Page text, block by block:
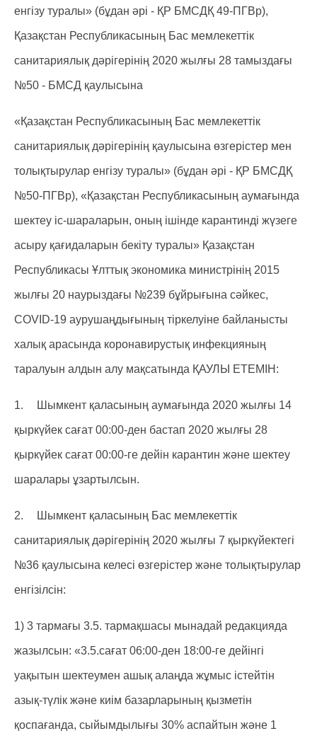
енгізу туралы» (бұдан әрі - ҚР БМСДҚ 49-ПГВр),
Қазақстан Республикасының Бас мемлекеттік
санитариялық дәрігерінің 2020 жылғы 28 тамыздағы
№50 - БМСД қаулысына
«Қазақстан Республикасының Бас мемлекеттік
санитариялық дәрігерінің қаулысына өзгерістер мен
толықтырулар енгізу туралы» (бұдан әрі - ҚР БМСДҚ
№50-ПГВр), «Қазақстан Республикасының аумағында
шектеу іс-шараларын, оның ішінде карантинді жүзеге
асыру қағидаларын бекіту туралы» Қазақстан
Республикасы Ұлттық экономика министрінің 2015
жылғы 20 наурыздағы №239 бұйрығына сәйкес,
COVID-19 аурушаңдығының тіркелуіне байланысты
халық арасында коронавирустық инфекцияның
таралуын алдын алу мақсатында ҚАУЛЫ ЕТЕМІН:
1. Шымкент қаласының аумағында 2020 жылғы 14
қыркүйек сағат 00:00-ден бастап 2020 жылғы 28
қыркүйек сағат 00:00-ге дейін карантин және шектеу
шаралары ұзартылсын.
2. Шымкент қаласының Бас мемлекеттік
санитариялық дәрігерінің 2020 жылғы 7 қыркүйектегі
№36 қаулысына келесі өзгерістер және толықтырулар
енгізілсін:
1) 3 тармағы 3.5. тармақшасы мынадай редакцияда
жазылсын: «3.5.сағат 06:00-ден 18:00-ге дейінгі
уақытын шектеумен ашық алаңда жұмыс істейтін
азық-түлік және киім базарларының қызметін
қоспағанда, сыйымдылығы 30% аспайтын және 1